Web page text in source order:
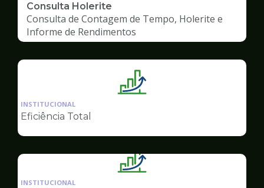
Consulta Holerite
Consulta de Contagem de Tempo, Holerite e
Informe de Rendimentos
Ilustração
Gestão
INSTITUCIONAL
Eficiência Total
Ilustração
INSTITUCIONAL